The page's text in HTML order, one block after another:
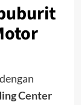
Center